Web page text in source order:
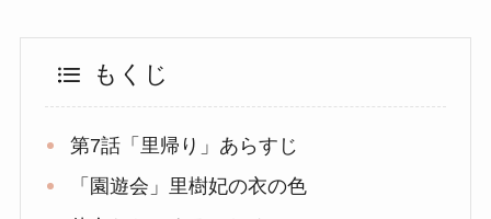
もくじ
第7話「里帰り」あらすじ
「園遊会」里樹妃の衣の色